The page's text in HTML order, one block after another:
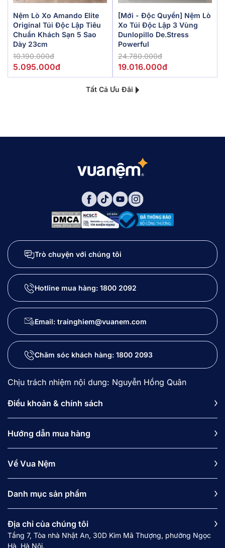
Nệm Lò Xo Amando Elite
Original Túi Độc Lập Tiêu
Chuẩn Khách Sạn 5 Sao
Dày 23cm
10.190.000đ
5.095.000đ
[Mới - Độc Quyền] Nệm Lò
Xo Túi Độc Lập 3 Vùng
Dunlopillo De.Stress
Powerful
24.780.000đ
19.016.000đ
Tất Cả Ưu Đãi
Trò chuyện với chúng tôi
Hotline mua hàng: 1800 2092
Email: trainghiem@vuanem.com
Chăm sóc khách hàng: 1800 2093
Chịu trách nhiệm nội dung: Nguyễn Hồng Quân
Điều khoản & chính sách
Hướng dẫn mua hàng
Về Vua Nệm
Danh mục sản phẩm
Địa chỉ của chúng tôi
Tầng 7, Tòa nhà Nhật An, 30D Kim Mã Thượng, phường Ngọc
Hà, Hà Nội.